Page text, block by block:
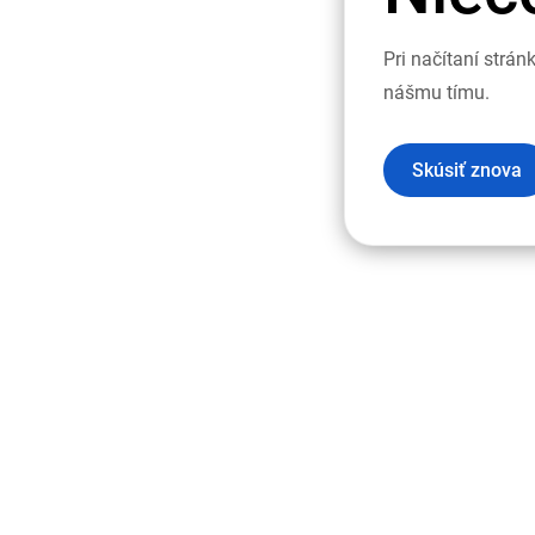
Pri načítaní
nášmu tímu.
Skúsiť znova